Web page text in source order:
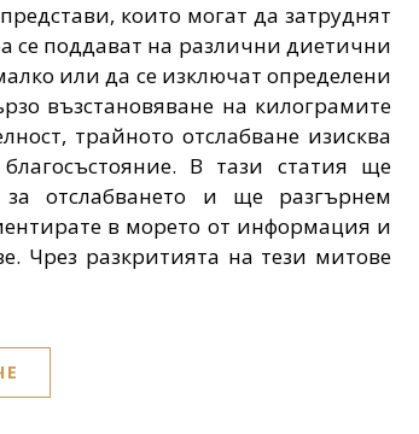
които могат да затруднят
се поддават на различни диетични
или да се изключат определени
възстановяване на килограмите
трайното отслабване изисква
В тази статия ще
отслабването и ще разгърнем
в морето от информация и
Чрез разкритията на тези митове